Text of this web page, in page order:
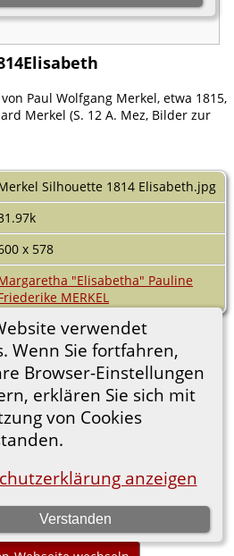
verwendet
Wenn Sie fortfahren,
Browser-Einstellungen
erklären Sie sich mit
von Cookies
anzeigen
Verstanden
Paul Wolfgang Merkel, etwa 1815,
Merkel (S. 12 A. Mez, Bilder zur
Silhouette 1814 Elisabeth.jpg
x 578
"Elisabetha" Pauline
MERKEL
«1 ... 2949
2950
2955 2956 2957
...
Generation of Genealogy Sitebuildingv. 15.0.1,
Darrin Lythgoe © 2001-2026.
. |Datenschutzerklärung